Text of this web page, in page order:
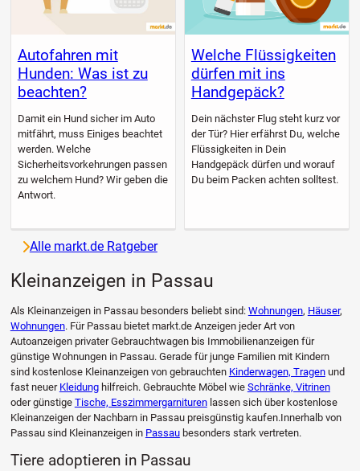
Autofahren mit
Hunden: Was ist zu
beachten?
Damit ein Hund sicher im Auto
mitfährt, muss Einiges beachtet
werden. Welche
Sicherheitsvorkehrungen passen
zu welchem Hund? Wir geben die
Antwort.
Welche Flüssigkeiten
dürfen mit ins
Handgepäck?
Dein nächster Flug steht kurz vor
der Tür? Hier erfährst Du, welche
Flüssigkeiten in Dein
Handgepäck dürfen und worauf
Du beim Packen achten solltest.
Alle markt.de Ratgeber
Kleinanzeigen in Passau
Als Kleinanzeigen in Passau besonders beliebt sind: Wohnungen, Häuser,
Wohnungen. Für Passau bietet markt.de Anzeigen jeder Art von
Autoanzeigen privater Gebrauchtwagen bis Immobilienanzeigen für
günstige Wohnungen in Passau. Gerade für junge Familien mit Kindern
sind kostenlose Kleinanzeigen von gebrauchten Kinderwagen, Tragenund
fast neuer Kleidunghilfreich. Gebrauchte Möbel wie Schränke, Vitrinen
oder günstige Tische, Esszimmergarniturenlassen sich über kostenlose
Kleinanzeigen der Nachbarn in Passau preisgünstig kaufen.Innerhalb von
Passau sind Kleinanzeigen in Passaubesonders stark vertreten.
Tiere adoptieren in Passau